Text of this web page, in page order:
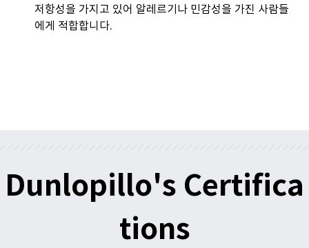
저항성을 가지고 있어 알레르기나 민감성을 가진 사람들
에게 적합합니다.
Dunlopillo's Certifica
tions